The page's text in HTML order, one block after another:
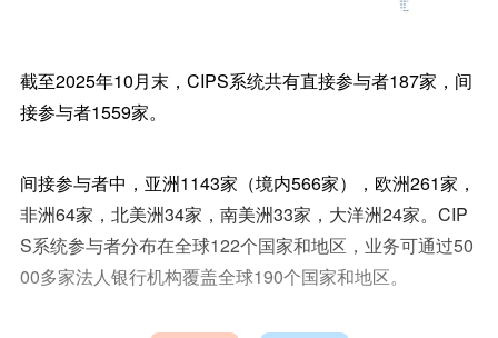
截至2025年10月末，CIPS系统共有直接参与者187家，间
接参与者1559家。
间接参与者中，亚洲1143家（境内566家），欧洲261家，
非洲64家，北美洲34家，南美洲33家，大洋洲24家。CIP
S系统参与者分布在全球122个国家和地区，业务可通过50
00多家法人银行机构覆盖全球190个国家和地区。